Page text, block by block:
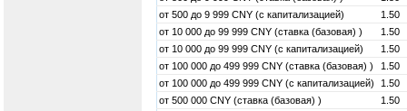
от 500 до 9 999 CNY (c капитализацией)
1.50
от 10 000 до 99 999 CNY (ставка (базовая) )
1.50
от 10 000 до 99 999 CNY (c капитализацией)
1.50
от 100 000 до 499 999 CNY (ставка (базовая) )
1.50
от 100 000 до 499 999 CNY (c капитализацией)
1.50
от 500 000 CNY (ставка (базовая) )
1.50